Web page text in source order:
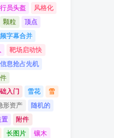
UE5（虚幻引擎5）资源：300+ Ultimate PBR Materials Pack 写实建筑室内PBR材质库
员头盔
风格化
颗粒
顶点
字幕合并
靶场启动快
息抢占先机
入门 雪花
雪
形资产
随机的
置
附件
长图片
镶木